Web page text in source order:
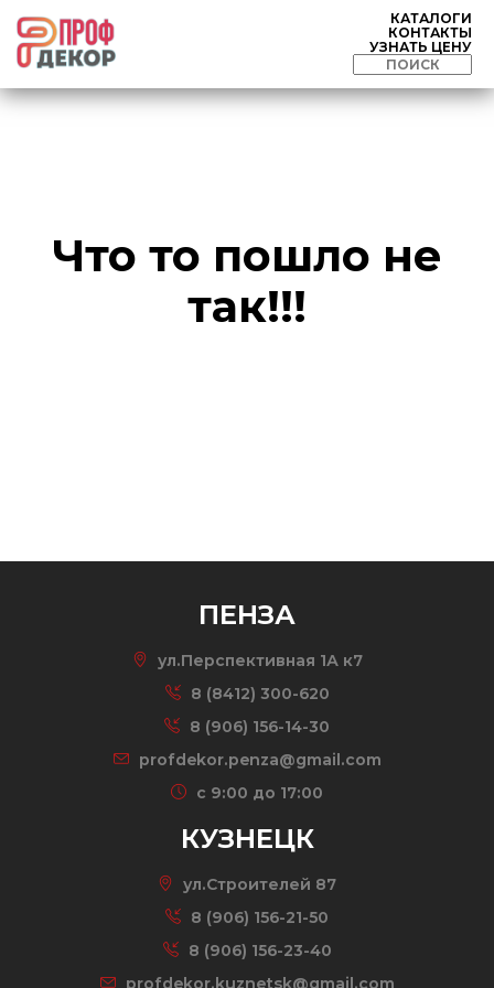
КАТАЛОГИ
КОНТАКТЫ
УЗНАТЬ ЦЕНУ
Что то пошло не
так!!!
ПЕНЗА
ул.Перспективная 1А к7
8 (8412) 300-620
8 (906) 156-14-30
profdekor.penza@gmail.com
c 9:00 до 17:00
КУЗНЕЦК
ул.Строителей 87
8 (906) 156-21-50
8 (906) 156-23-40
profdekor.kuznetsk@gmail.com